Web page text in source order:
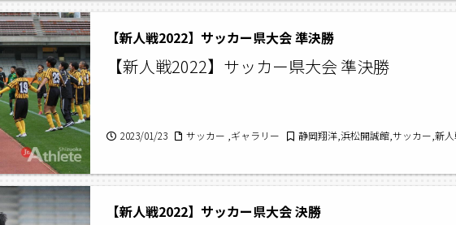
【新人戦2022】サッカー県大会 準決勝
【新人戦2022】サッカー県大会 準決勝
2023/01/23 サッカー ,ギャラリー 静岡翔洋,浜松開誠館,サッカー,新人
【新人戦2022】サッカー県大会 決勝